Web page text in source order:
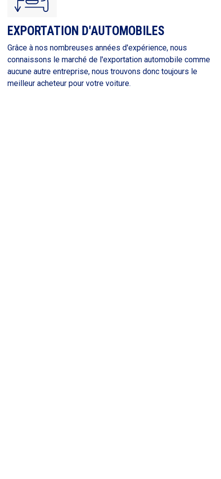
EXPORTATION D'AUTOMOBILES
Grâce à nos nombreuses années d'expérience, nous
connaissons le marché de l'exportation automobile comme
aucune autre entreprise, nous trouvons donc toujours le
meilleur acheteur pour votre voiture.